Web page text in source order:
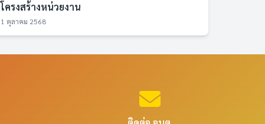
โครงสร้างหน่วยงาน
1 ตุลาคม 2568